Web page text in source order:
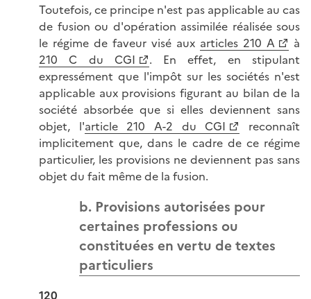
Toutefois, ce principe n'est pas applicable au cas
de fusion ou d'opération assimilée réalisée sous
le régime de faveur visé aux articles 210 A
à
210 C du CGI
. En effet, en stipulant
expressément que l'impôt sur les sociétés n'est
applicable aux provisions figurant au bilan de la
société absorbée que si elles deviennent sans
objet, l'article 210 A-2 du CGI
reconnaît
implicitement que, dans le cadre de ce régime
particulier, les provisions ne deviennent pas sans
objet du fait même de la fusion.
b. Provisions autorisées pour
certaines professions ou
constituées en vertu de textes
particuliers
120